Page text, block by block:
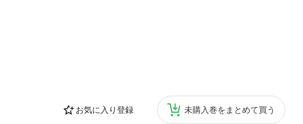
お気に入り登録 未購入巻をまとめて買う